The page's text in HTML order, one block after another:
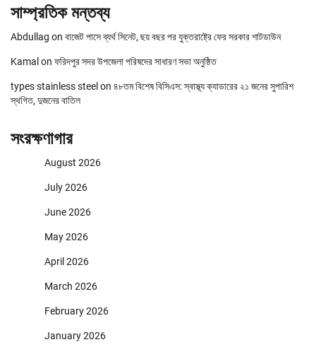
সাম্প্রতিক মন্তব্য
Abdullag on বাজেট পাসে ব্যর্থ সিনেট, ছয় বছর পর যুক্তরাষ্ট্রে ফের সরকার শাটডাউন
Kamal on ফরিদপুর সদর উপজেলা পরিষদের সাধারণ সভা অনুষ্ঠিত
types stainless steel on ৪৮তম বিশেষ বিসিএস: স্বাস্থ্য ক্যাডারের ২১ জনের সুপারিশ
স্থগিত, দুজনের বাতিল
সংরক্ষণাগার
August 2026
July 2026
June 2026
May 2026
April 2026
March 2026
February 2026
January 2026